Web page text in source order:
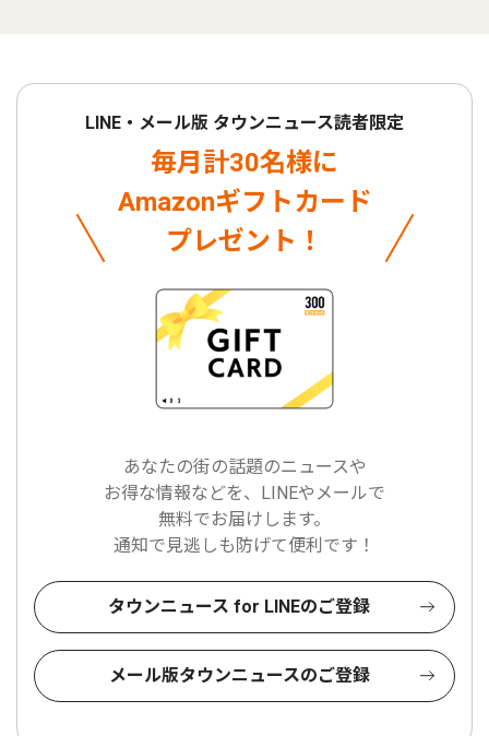
LINE・メール版 タウンニュース読者限定
毎月計30名様に
Amazonギフトカード
プレゼント！
あなたの街の話題のニュースや
お得な情報などを、LINEやメールで
無料でお届けします。
通知で見逃しも防げて便利です！
タウンニュース for LINEのご登録
メール版タウンニュースのご登録